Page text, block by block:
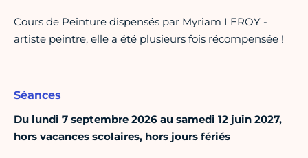
Cours de Peinture dispensés par Myriam LEROY -
artiste peintre, elle a été plusieurs fois récompensée !
Séances
Du lundi 7 septembre 2026 au samedi 12 juin 2027,
hors vacances scolaires, hors jours fériés